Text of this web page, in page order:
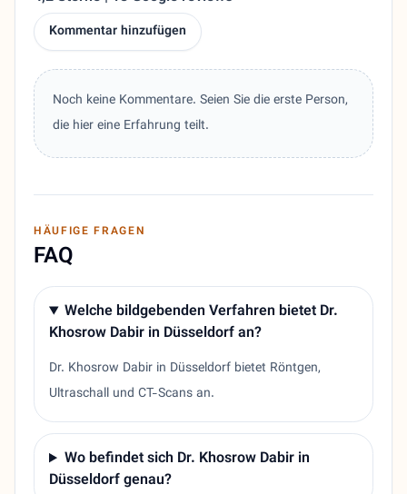
Kommentar hinzufügen
Noch keine Kommentare. Seien Sie die erste Person,
die hier eine Erfahrung teilt.
HÄUFIGE FRAGEN
FAQ
Welche bildgebenden Verfahren bietet Dr.
Khosrow Dabir in Düsseldorf an?
Dr. Khosrow Dabir in Düsseldorf bietet Röntgen,
Ultraschall und CT-Scans an.
Wo befindet sich Dr. Khosrow Dabir in
Düsseldorf genau?